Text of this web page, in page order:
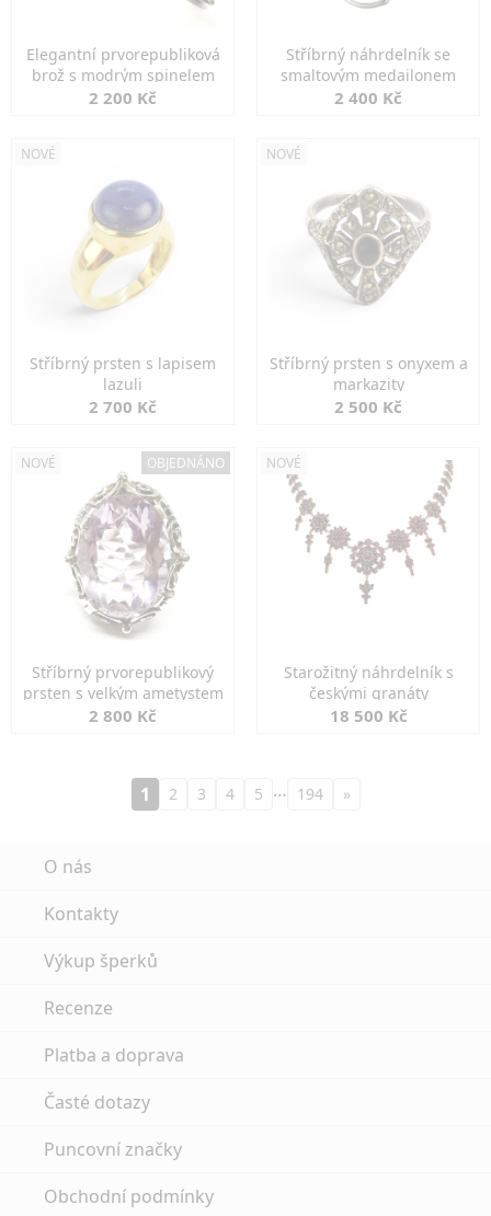
Elegantní prvorepubliková
brož s modrým spinelem
2 200 Kč
Stříbrný náhrdelník se
smaltovým medailonem
2 400 Kč
NOVÉ
Stříbrný prsten s lapisem
lazuli
2 700 Kč
NOVÉ
Stříbrný prsten s onyxem a
markazity
2 500 Kč
NOVÉ OBJEDNÁNO
Stříbrný prvorepublikový
prsten s velkým ametystem
2 800 Kč
NOVÉ
Starožitný náhrdelník s
českými granáty
18 500 Kč
1 2 3 4 5 … 194 »
O nás
Kontakty
Výkup šperků
Recenze
Platba a doprava
Časté dotazy
Puncovní značky
Obchodní podmínky